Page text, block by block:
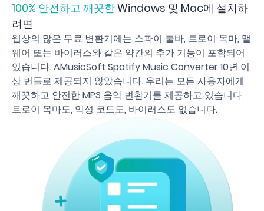
100% 안전하고 깨끗한Windows 및 Mac에 설치하
려면
웹상의 많은 무료 변환기에는 스파이 툴바, 트로이 목마, 맬
웨어 또는 바이러스와 같은 약간의 추가 기능이 포함되어
있습니다. AMusicSoft Spotify Music Converter 10년 이
상 번들로 제공되지 않았습니다. 우리는 모든 사용자에게
깨끗하고 안전한 MP3 음악 변환기를 제공하고 있습니다.
트로이 목마도, 악성 코드도, 바이러스도 없습니다.